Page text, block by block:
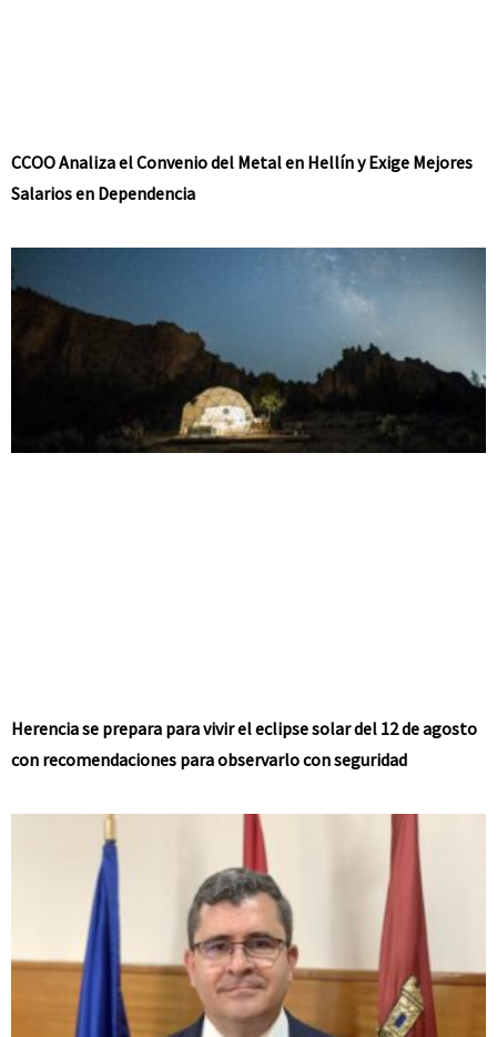
CCOO Analiza el Convenio del Metal en Hellín y Exige Mejores
Salarios en Dependencia
Herencia se prepara para vivir el eclipse solar del 12 de agosto
con recomendaciones para observarlo con seguridad